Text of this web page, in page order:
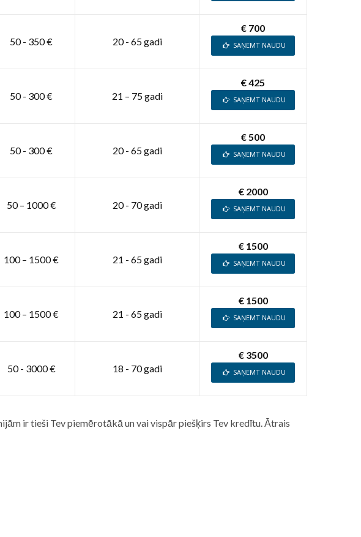
50 - 350 € 20 - 65 gadi
€ 700
SAŅEMT NAUDU
50 - 300 € 21 – 75 gadi
€ 425
SAŅEMT NAUDU
50 - 300 € 20 - 65 gadi
€ 500
SAŅEMT NAUDU
50 – 1000 € 20 - 70 gadi
€ 2000
SAŅEMT NAUDU
100 – 1500 € 21 - 65 gadi
€ 1500
SAŅEMT NAUDU
100 – 1500 € 21 - 65 gadi
€ 1500
SAŅEMT NAUDU
50 - 3000 € 18 - 70 gadi
€ 3500
SAŅEMT NAUDU
ir tieši Tev piemērotākā un vai vispār piešķirs Tev kredītu. Ātrais